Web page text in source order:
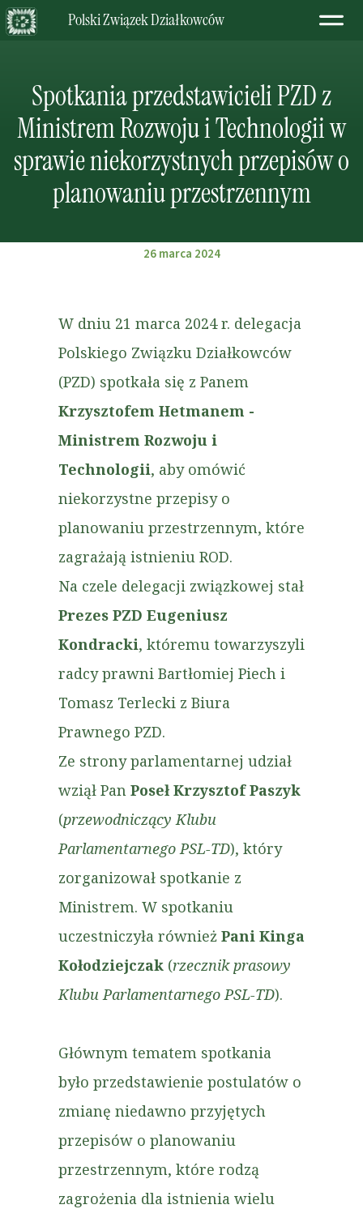
Polski Związek Działkowców
Spotkania przedstawicieli PZD z
Ministrem Rozwoju i Technologii w
sprawie niekorzystnych przepisów o
planowaniu przestrzennym
26 marca 2024
W dniu 21 marca 2024 r. delegacja
Polskiego Związku Działkowców
(PZD) spotkała się z Panem
Krzysztofem Hetmanem -
Ministrem Rozwoju i
Technologii, aby omówić
niekorzystne przepisy o
planowaniu przestrzennym, które
zagrażają istnieniu ROD.
Na czele delegacji związkowej stał
Prezes PZD Eugeniusz
Kondracki, któremu towarzyszyli
radcy prawni Bartłomiej Piech i
Tomasz Terlecki z Biura
Prawnego PZD.
Ze strony parlamentarnej udział
wziął Pan Poseł Krzysztof Paszyk
(przewodniczący Klubu
Parlamentarnego PSL-TD), który
zorganizował spotkanie z
Ministrem. W spotkaniu
uczestniczyła również Pani Kinga
Kołodziejczak (rzecznik prasowy
Klubu Parlamentarnego PSL-TD).
Głównym tematem spotkania
było przedstawienie postulatów o
zmianę niedawno przyjętych
przepisów o planowaniu
przestrzennym, które rodzą
zagrożenia dla istnienia wielu